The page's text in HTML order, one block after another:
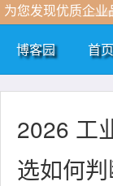
为您发现优质企
博客园 首页
2026 工
选如何判